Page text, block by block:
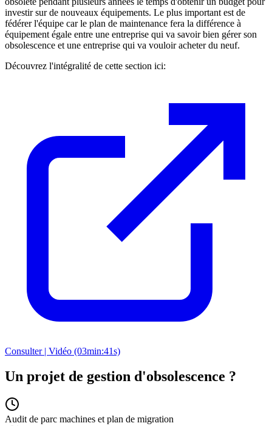
investir sur de nouveaux équipements. Le plus important est de
fédérer l'équipe car le plan de maintenance fera la différence à
équipement égale entre une entreprise qui va savoir bien gérer son
obsolescence et une entreprise qui va vouloir acheter du neuf.
Découvrez l'intégralité de cette section ici:
Consulter | Vidéo (03min:41s)
Un projet de gestion d'obsolescence ?
Audit de parc machines et plan de migration